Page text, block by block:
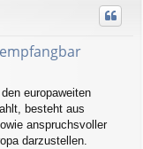
europaweiten
besteht aus
anspruchsvoller
darzustellen.